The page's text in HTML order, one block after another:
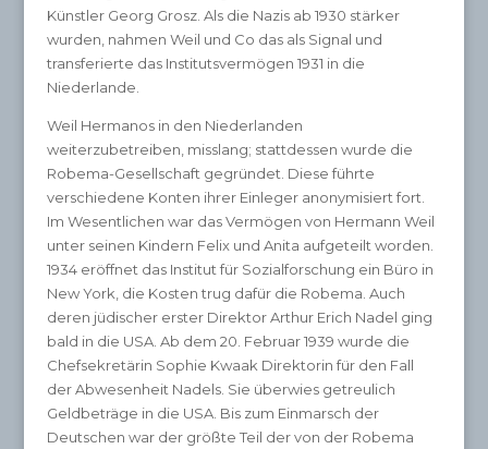
Künstler Georg Grosz. Als die Nazis ab 1930 stärker
wurden, nahmen Weil und Co das als Signal und
transferierte das Institutsvermögen 1931 in die
Niederlande.
Weil Hermanos in den Niederlanden
weiterzubetreiben, misslang; stattdessen wurde die
Robema-Gesellschaft gegründet. Diese führte
verschiedene Konten ihrer Einleger anonymisiert fort.
Im Wesentlichen war das Vermögen von Hermann Weil
unter seinen Kindern Felix und Anita aufgeteilt worden.
1934 eröffnet das Institut für Sozialforschung ein Büro in
New York, die Kosten trug dafür die Robema. Auch
deren jüdischer erster Direktor Arthur Erich Nadel ging
bald in die USA. Ab dem 20. Februar 1939 wurde die
Chefsekretärin Sophie Kwaak Direktorin für den Fall
der Abwesenheit Nadels. Sie überwies getreulich
Geldbeträge in die USA. Bis zum Einmarsch der
Deutschen war der größte Teil der von der Robema